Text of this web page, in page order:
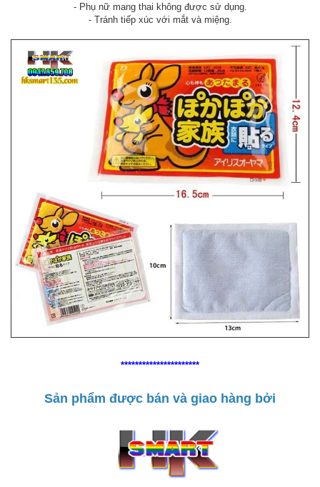
- Phụ nữ mang thai không được sử dụng.
- Tránh tiếp xúc với mắt và miệng.
**********************
Sản phẩm được bán và giao hàng bởi